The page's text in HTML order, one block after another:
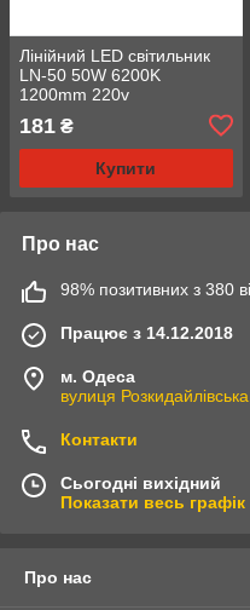
Лінійний LED світильник
LN-50 50W 6200K
1200mm 220v
181 ₴
Купити
Про нас
98% позитивних з 380
Працює з 14.12.2018
м. Одеса
вулиця
Контакти
Сьогодні вихідний
Показати весь
Про нас